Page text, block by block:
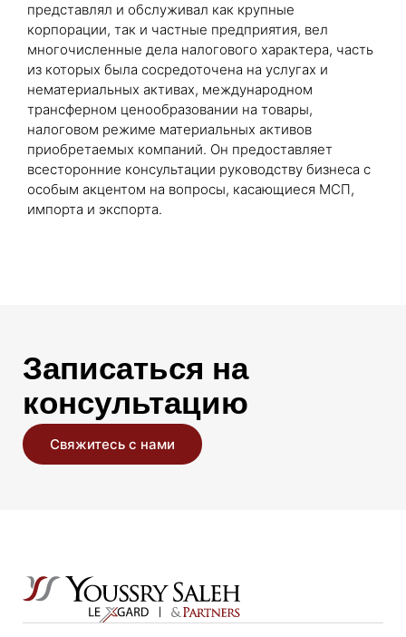
представлял и обслуживал как крупные
корпорации, так и частные предприятия, вел
многочисленные дела налогового характера, часть
из которых была сосредоточена на услугах и
нематериальных активах, международном
трансферном ценообразовании на товары,
налоговом режиме материальных активов
приобретаемых компаний. Он предоставляет
всесторонние консультации руководству бизнеса с
особым акцентом на вопросы, касающиеся МСП,
импорта и экспорта.
Записаться на
консультацию
Свяжитесь с нами